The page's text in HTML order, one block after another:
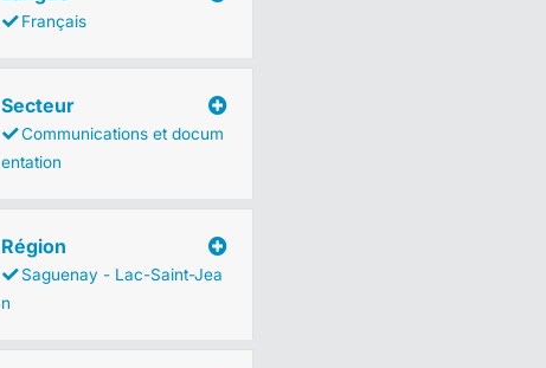
Français
Secteur
Communications et docum
entation
Région
Saguenay - Lac-Saint-Jea
n